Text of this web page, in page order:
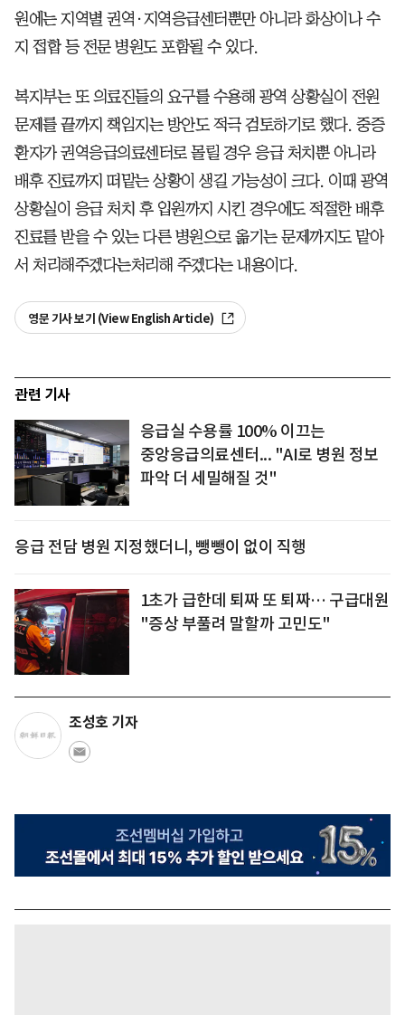
원에는 지역별 권역·지역응급센터뿐만 아니라 화상이나 수
지 접합 등 전문 병원도 포함될 수 있다.
복지부는 또 의료진들의 요구를 수용해 광역 상황실이 전원
문제를 끝까지 책임지는 방안도 적극 검토하기로 했다. 중증
환자가 권역응급의료센터로 몰릴 경우 응급 처치뿐 아니라
배후 진료까지 떠맡는 상황이 생길 가능성이 크다. 이때 광역
상황실이 응급 처치 후 입원까지 시킨 경우에도 적절한 배후
진료를 받을 수 있는 다른 병원으로 옮기는 문제까지도 맡아
서 처리해주겠다는처리해 주겠다는 내용이다.
영문 기사 보기 (View English Article)
관련 기사
응급실 수용률 100% 이끄는
중앙응급의료센터... "AI로 병원 정보
파악 더 세밀해질 것"
응급 전담 병원 지정했더니, 뺑뺑이 없이 직행
1초가 급한데 퇴짜 또 퇴짜… 구급대원
"증상 부풀려 말할까 고민도"
조성호 기자